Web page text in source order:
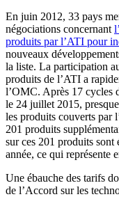
En juin 2012, 33 pays
négociations concernant
produits par l’ATI pour
nouveaux
la liste. La participation
produits de l’ATI a
l’OMC. Après 17 cycles
le 24 juillet 2015,
les produits couverts par
201 produits
sur ces 201 produits
année, ce qui représente
Une ébauche des tarifs
de l’Accord sur les